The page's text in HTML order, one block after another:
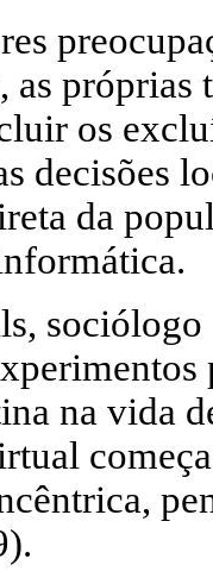
as próprias
os
decisões
da
na vida